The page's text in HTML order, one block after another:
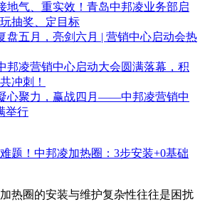
地气、重实效！青岛中邦凌业务部启
抽奖、定目标
盘五月，亮剑六月 | 营销中心启动会热
邦凌营销中心启动大会圆满落幕，积
冲刺！
心聚力，赢战四月——中邦凌营销中
举行
题！中邦凌加热圈：3步安装+0基础
热圈的安装与维护复杂性往往是困扰